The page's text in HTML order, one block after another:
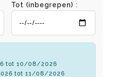
Tot (inbegrepen) :
tot 10/08/2026
tot 11/08/2026